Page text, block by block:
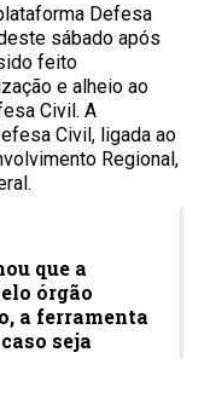
Defesa
sábado após
feito
e alheio ao
Civil. A
Civil, ligada ao
Regional,
que a
órgão
a ferramenta
seja